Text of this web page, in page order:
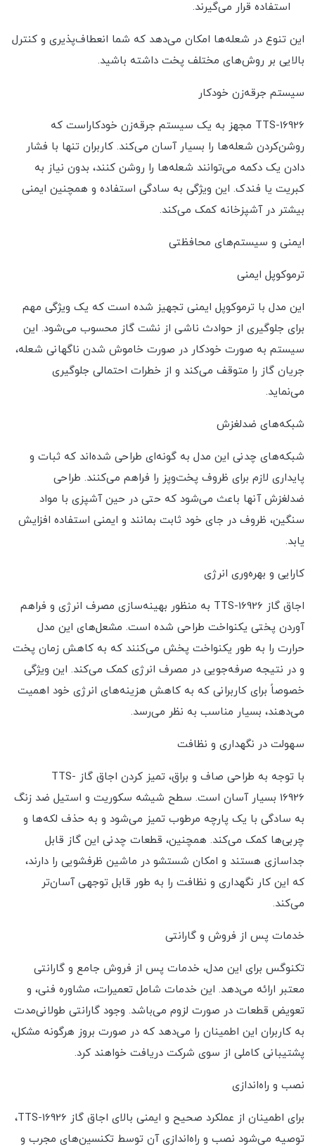
استفاده قرار می‌گیرند.
این تنوع در شعله‌ها امکان می‌دهد که شما انعطاف‌پذیری و کنترل
بالایی بر روش‌های مختلف پخت داشته باشید.
سیستم جرقه‌زن خودکار
TTS-16926 مجهز به یک سیستم جرقه‌زن خودکاراست که
روشن‌کردن شعله‌ها را بسیار آسان می‌کند. کاربران تنها با فشار
دادن یک دکمه می‌توانند شعله‌ها را روشن کنند، بدون نیاز به
کبریت یا فندک. این ویژگی به سادگی استفاده و همچنین ایمنی
بیشتر در آشپزخانه کمک می‌کند.
ایمنی و سیستم‌های محافظتی
ترموکوپل ایمنی
این مدل با ترموکوپل ایمنی تجهیز شده است که یک ویژگی مهم
برای جلوگیری از حوادث ناشی از نشت گاز محسوب می‌شود. این
سیستم به صورت خودکار در صورت خاموش شدن ناگهانی شعله،
جریان گاز را متوقف می‌کند و از خطرات احتمالی جلوگیری
می‌نماید.
شبکه‌های ضدلغزش
شبکه‌های چدنی این مدل به گونه‌ای طراحی شده‌اند که ثبات و
پایداری لازم برای ظروف پخت‌وپز را فراهم می‌کنند. طراحی
ضدلغزش آنها باعث می‌شود که حتی در حین آشپزی با مواد
سنگین، ظروف در جای خود ثابت بمانند و ایمنی استفاده افزایش
یابد.
کارایی و بهره‌وری انرژی
اجاق گاز TTS-16926 به منظور بهینه‌سازی مصرف انرژی و فراهم
آوردن پختی یکنواخت طراحی شده است. مشعل‌های این مدل
حرارت را به طور یکنواخت پخش می‌کنند که به کاهش زمان پخت
و در نتیجه صرفه‌جویی در مصرف انرژی کمک می‌کند. این ویژگی
خصوصاً برای کاربرانی که به کاهش هزینه‌های انرژی خود اهمیت
می‌دهند، بسیار مناسب به نظر می‌رسد.
سهولت در نگهداری و نظافت
با توجه به طراحی صاف و براق، تمیز کردن اجاق گاز TTS-
16926 بسیار آسان است. سطح شیشه سکوریت و استیل ضد زنگ
به سادگی با یک پارچه مرطوب تمیز می‌شود و به حذف لکه‌ها و
چربی‌ها کمک می‌کند. همچنین، قطعات چدنی این گاز قابل
جداسازی هستند و امکان شستشو در ماشین ظرفشویی را دارند،
که این کار نگهداری و نظافت را به طور قابل توجهی آسان‌تر
می‌کند.
خدمات پس از فروش و گارانتی
تکنوگس برای این مدل، خدمات پس از فروش جامع و گارانتی
معتبر ارائه می‌دهد. این خدمات شامل تعمیرات، مشاوره فنی، و
تعویض قطعات در صورت لزوم می‌باشد. وجود گارانتی طولانی‌مدت
به کاربران این اطمینان را می‌دهد که در صورت بروز هرگونه مشکل،
پشتیبانی کاملی از سوی شرکت دریافت خواهند کرد.
نصب و راه‌اندازی
برای اطمینان از عملکرد صحیح و ایمنی بالای اجاق گاز TTS-16926،
توصیه می‌شود نصب و راه‌اندازی آن توسط تکنسین‌های مجرب و